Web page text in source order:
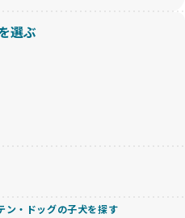
ブリーダーを書類審査、直
て厳しく評価しています。
健康管理だけでなく、ブリ
寧に確認しています。
安心して子犬をお迎えいた
り、狭いケージに閉じ込め
にも悪影響を与える可能性
介さずに直接飼い主に渡す
彼らはお迎え先を自身で確
せる環境を整えるために直
広範囲に販売するためにペ
選ぶ
ン・ドッグの子犬を探す